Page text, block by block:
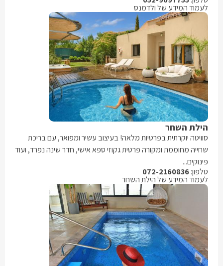
לעמוד המידע של ולדמנס
הילת השחר
סוויטה יוקרתית בפרטיות מלאה! בעיצוב עשיר ומפואר, עם בריכת
שחייה מחוממת ומקורה פרטית גקוזי ספא אישי, חדר שינה נפרד, ועוד
פינוקים...
טלפון:072-2160836
לעמוד המידע של הילת השחר